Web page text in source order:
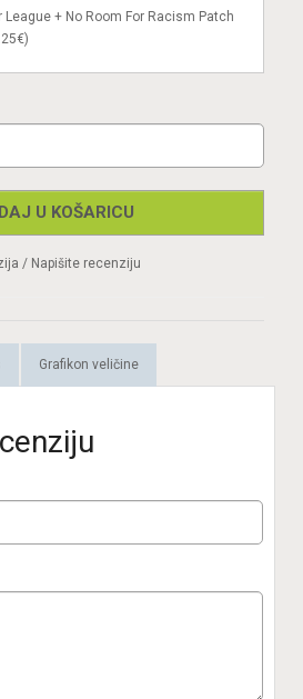
League + No Room For Racism Patch
U KOŠARICU
/ Napišite recenziju
Grafikon veličine